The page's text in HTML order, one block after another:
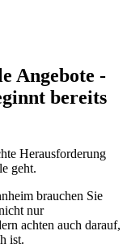
Angebote -
bereits
Herausforderung
geht.
brauchen Sie
nur
achten auch darauf,
ist.